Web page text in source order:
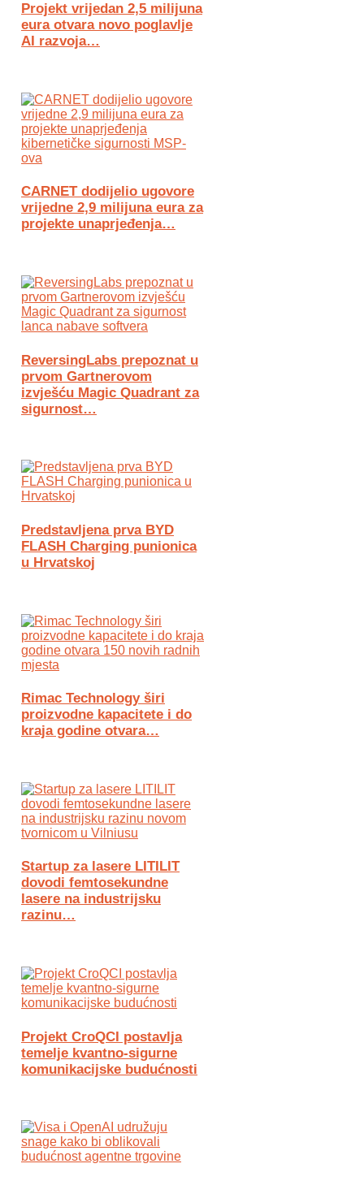
Projekt vrijedan 2,5 milijuna
eura otvara novo poglavlje
AI razvoja…
CARNET dodijelio ugovore
vrijedne 2,9 milijuna eura za
projekte unaprjeđenja…
ReversingLabs prepoznat u
prvom Gartnerovom
izvješću Magic Quadrant za
sigurnost…
Predstavljena prva BYD
FLASH Charging punionica
u Hrvatskoj
Rimac Technology širi
proizvodne kapacitete i do
kraja godine otvara…
Startup za lasere LITILIT
dovodi femtosekundne
lasere na industrijsku
razinu…
Projekt CroQCI postavlja
temelje kvantno-sigurne
komunikacijske budućnosti